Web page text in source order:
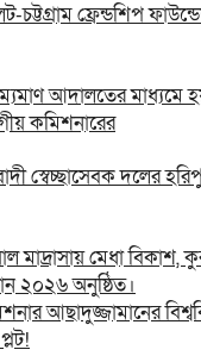
ফ্রেন্ডশিপ
আদালতের মাধ্যমে
কমিশনারের
স্বেচ্ছাসেবক দলের
মাদ্রাসায় মেধা বিকাশ,
২০২৬ অনুষ্ঠিত।
আছাদুজ্জামানের